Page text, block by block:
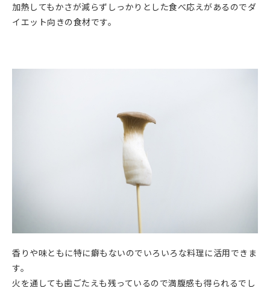
加熱してもかさが減らずしっかりとした食べ応えがあるのでダ
イエット向きの食材です。
香りや味ともに特に癖もないのでいろいろな料理に活用できま
す。
火を通しても歯ごたえも残っているので満腹感も得られるでし